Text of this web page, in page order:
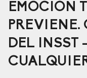
EMOCIÓN
PREVIENE.
DEL INSST